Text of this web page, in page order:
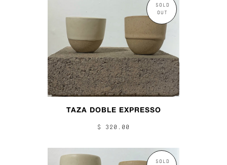
SOLD
OUT
TAZA DOBLE EXPRESSO
$ 320.00
SOLD